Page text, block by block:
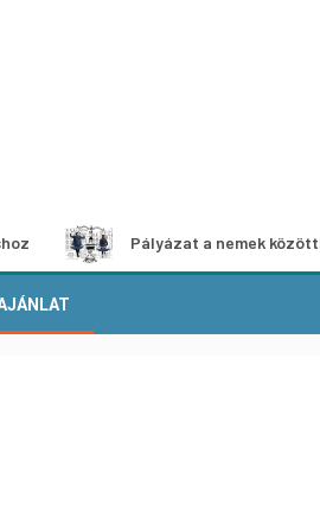
Pályázat a nemek közötti